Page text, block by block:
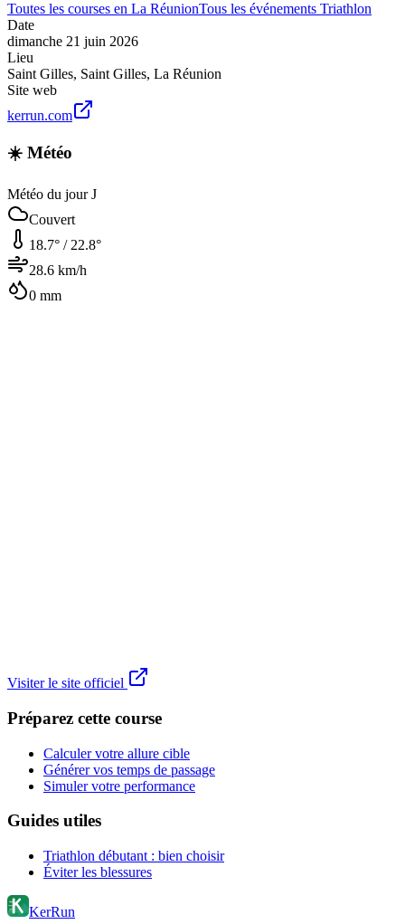
Toutes les courses en La RéunionTous les événements Triathlon
Date
dimanche 21 juin 2026
Lieu
Saint Gilles, Saint Gilles, La Réunion
Site web
kerrun.com
☀️ Météo
Météo du jour J
Couvert
18.7° / 22.8°
28.6 km/h
0 mm
Visiter le site officiel
Préparez cette course
Calculer votre allure cible
Générer vos temps de passage
Simuler votre performance
Guides utiles
Triathlon débutant : bien choisir
Éviter les blessures
KerRun